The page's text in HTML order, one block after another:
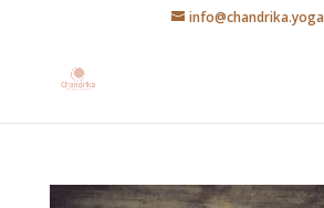
info@chandrika.yoga